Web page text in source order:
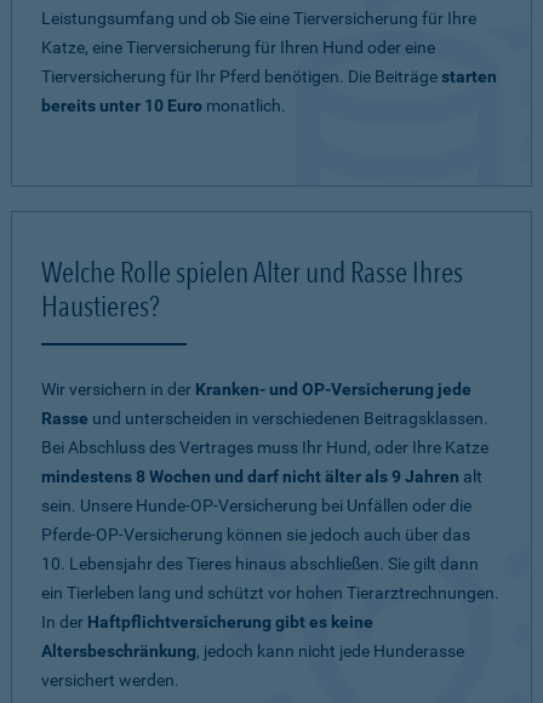
Leistungsumfang und ob Sie eine Tierversicherung für Ihre
Katze, eine Tierversicherung für Ihren Hund oder eine
Tierversicherung für Ihr Pferd benötigen. Die Beiträgestarten
bereits unter 10 Euro monatlich.
Welche Rolle spielen Alter und Rasse Ihres
Haustieres?
Wir versichern in der Kranken- und OP-Versicherung jede
Rasse und unterscheiden in verschiedenen Beitragsklassen.
Bei Abschluss des Vertrages muss Ihr Hund, oder Ihre Katze
mindestens 8 Wochen und darf nicht älter als 9 Jahren alt
sein. Unsere Hunde-OP-Versicherung bei Unfällen oder die
Pferde-OP-Versicherung können sie jedoch auch über das
10. Lebensjahr des Tieres hinaus abschließen. Sie gilt dann
ein Tierleben lang und schützt vor hohen Tierarztrechnungen.
In der Haftpflichtversicherung gibt es keine
Altersbeschränkung, jedoch kann nicht jede Hunderasse
versichert werden.